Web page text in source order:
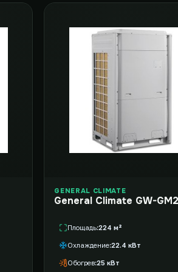
GENERAL CLIMATE
General Climate GW-
Площадь 224 м²
Охлаждение 22.4 кВт
Обогрев 25 кВт